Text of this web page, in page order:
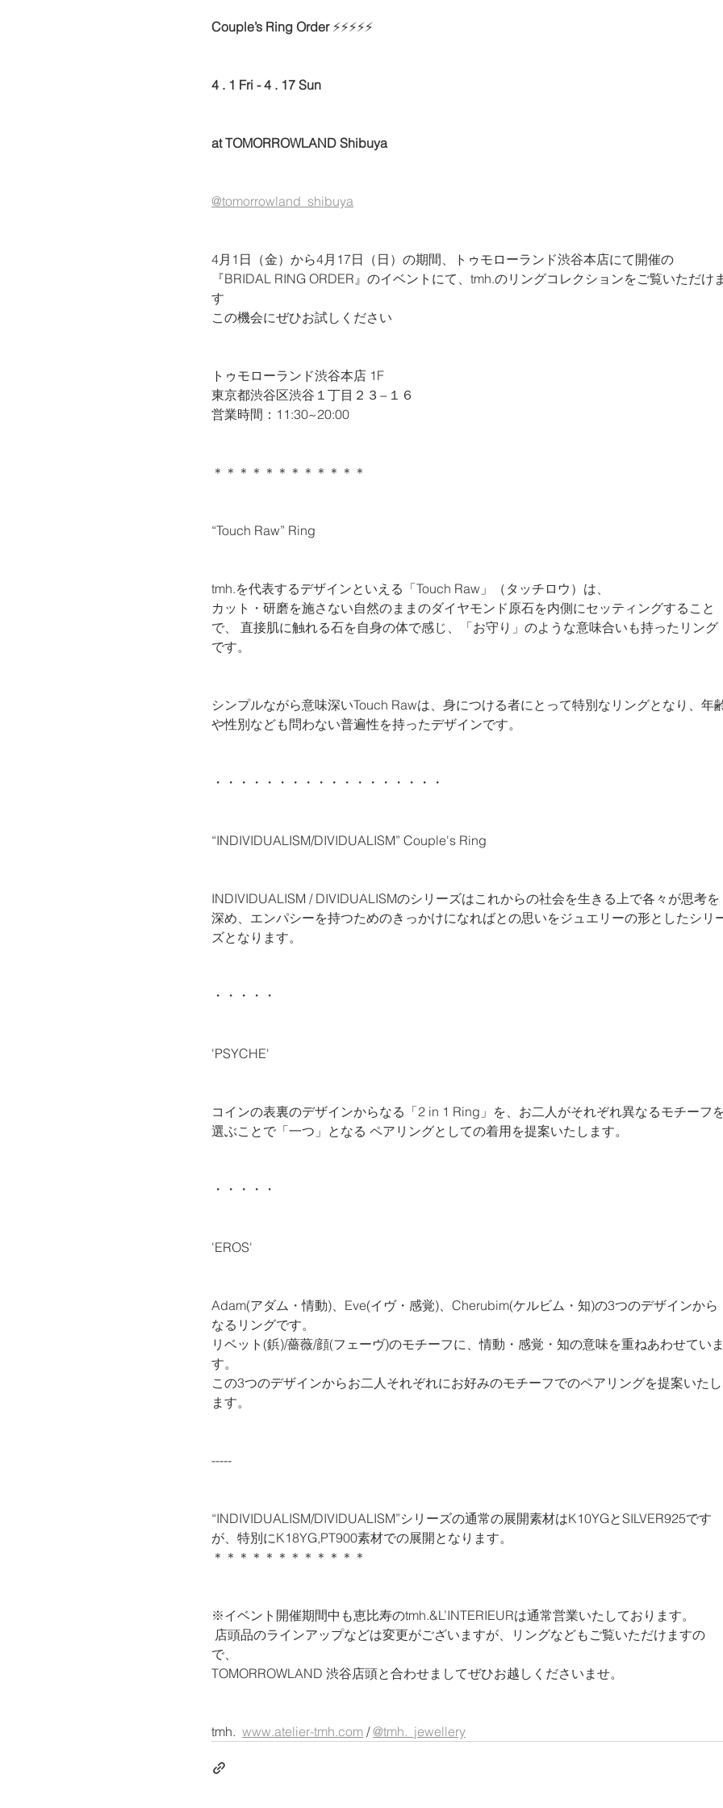
Couple’s Ring Order ⚡⚡⚡⚡⚡
4 . 1 Fri - 4 . 17 Sun
at TOMORROWLAND Shibuya
@tomorrowland_shibuya
4月1日（金）から4月17日（日）の期間、トゥモローランド渋谷本店にて開催の
『BRIDAL RING ORDER』のイベントにて、tmh.のリングコレクションをご覧いただけ
す
この機会にぜひお試しください
トゥモローランド渋谷本店 1F
東京都渋谷区渋谷１丁目２３−１６
営業時間：11:30~20:00
＊＊＊＊＊＊＊＊＊＊＊＊
“Touch Raw” Ring
tmh.を代表するデザインといえる「Touch Raw」（タッチロウ）は、
カット・研磨を施さない自然のままのダイヤモンド原石を内側にセッティングすること
で、 直接肌に触れる石を自身の体で感じ、「お守り」のような意味合いも持ったリング
です。
シンプルながら意味深いTouch Rawは、身につける者にとって特別なリングとなり、年
や性別なども問わない普遍性を持ったデザインです。
・・・・・・・・・・・・・・・・・・
“INDIVIDUALISM/DIVIDUALISM” Couple's Ring
INDIVIDUALISM / DIVIDUALISMのシリーズはこれからの社会を生きる上で各々が思考を
深め、エンパシーを持つためのきっかけになればとの思いをジュエリーの形としたシリ
ズとなります。
・・・・・
'PSYCHE'
コインの表裏のデザインからなる「2 in 1 Ring」を、お二人がそれぞれ異なるモチーフ
選ぶことで「一つ」となる ペアリングとしての着用を提案いたします。
・・・・・
'EROS'
Adam(アダム・情動)、Eve(イヴ・感覚)、Cherubim(ケルビム・知)の3つのデザインから
なるリングです。
リベット(鋲)/薔薇/顔(フェーヴ)のモチーフに、情動・感覚・知の意味を重ねあわせてい
す。
この3つのデザインからお二人それぞれにお好みのモチーフでのペアリングを提案いたし
ます。
-----
“INDIVIDUALISM/DIVIDUALISM”シリーズの通常の展開素材はK10YGとSILVER925です
が、特別にK18YG,PT900素材での展開となります。
＊＊＊＊＊＊＊＊＊＊＊＊
※イベント開催期間中も恵比寿のtmh.&L’INTERIEURは通常営業いたしております。
で、
TOMORROWLAND 渋谷店頭と合わせましてぜひお越しくださいませ。
tmh. www.atelier-tmh.com / @tmh._jewellery